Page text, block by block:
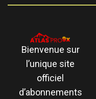
Bienvenue sur
l’unique site
officiel
d’abonnements